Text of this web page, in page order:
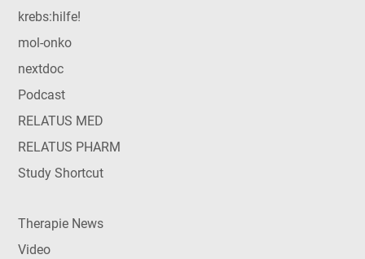
krebs:hilfe!
mol-onko
nextdoc
Podcast
RELATUS MED
RELATUS PHARM
Study Shortcut
Therapie News
Video